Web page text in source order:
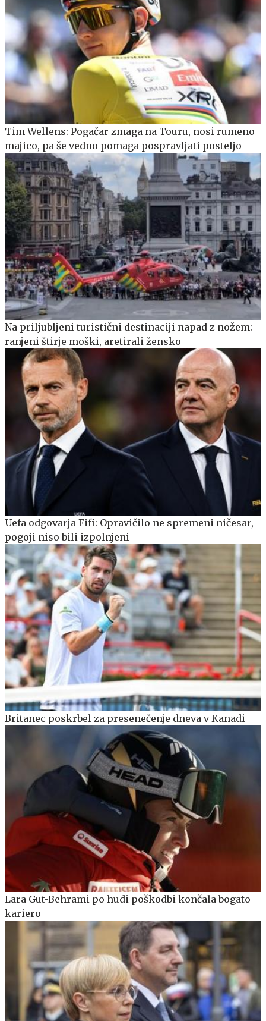
Tim Wellens: Pogačar zmaga na Touru, nosi rumeno
majico, pa še vedno pomaga pospravljati posteljo
Na priljubljeni turistični destinaciji napad z nožem:
ranjeni štirje moški, aretirali žensko
Uefa odgovarja Fifi: Opravičilo ne spremeni ničesar,
pogoji niso bili izpolnjeni
Britanec poskrbel za presenečenje dneva v Kanadi
Lara Gut-Behrami po hudi poškodbi končala bogato
kariero